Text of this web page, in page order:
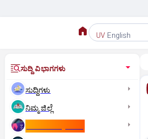
UV English
ಸುದ್ದಿ ವಿಭಾಗಗಳು
ಸುದ್ದಿಗಳು
ನಿಮ್ಮ ಜಿಲ್ಲೆ